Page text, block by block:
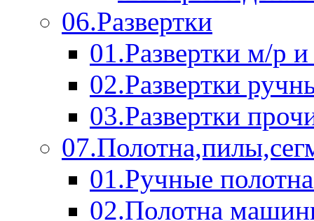
06.Развертки
01.Развертки м/р
02.Развертки
03.Развертки
01.Ручные
02.Полотна